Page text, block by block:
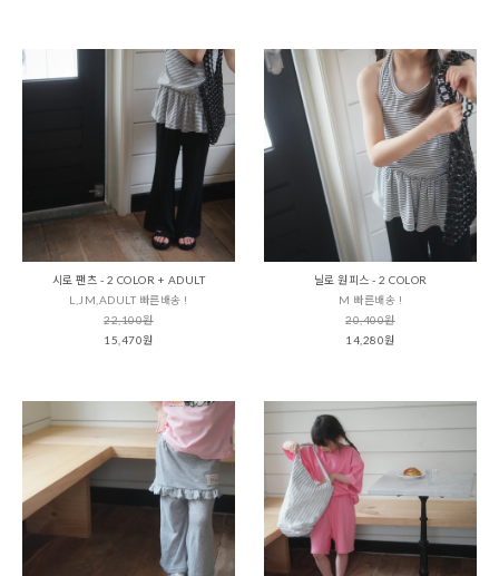
시로 팬츠 - 2 COLOR + ADULT
L,JM,ADULT 빠른배송 !
22,100원
15,470원
닐로 원피스 - 2 COLOR
M 빠른배송 !
20,400원
14,280원